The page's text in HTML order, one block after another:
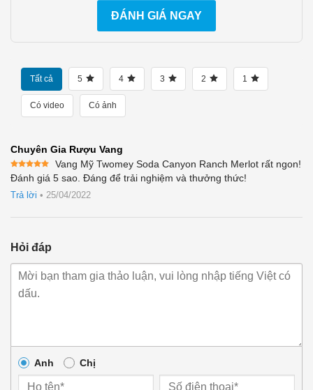
ĐÁNH GIÁ NGAY
Tất cả 5 4 3 2 1
Có video Có ảnh
Chuyên Gia Rượu Vang
Được xếp
hạng5 5
sao
Vang Mỹ Twomey Soda Canyon Ranch Merlot rất ngon!
Đánh giá 5 sao. Đáng để trải nghiệm và thưởng thức!
Trả lời • 25/04/2022
Hỏi đáp
Anh Chị